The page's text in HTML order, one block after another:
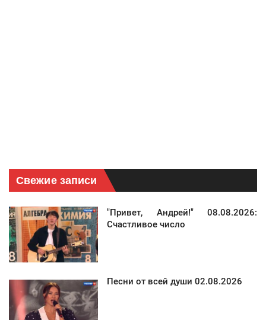
Свежие записи
"Привет, Андрей!" 08.08.2026:
Счастливое число
Песни от всей души 02.08.2026